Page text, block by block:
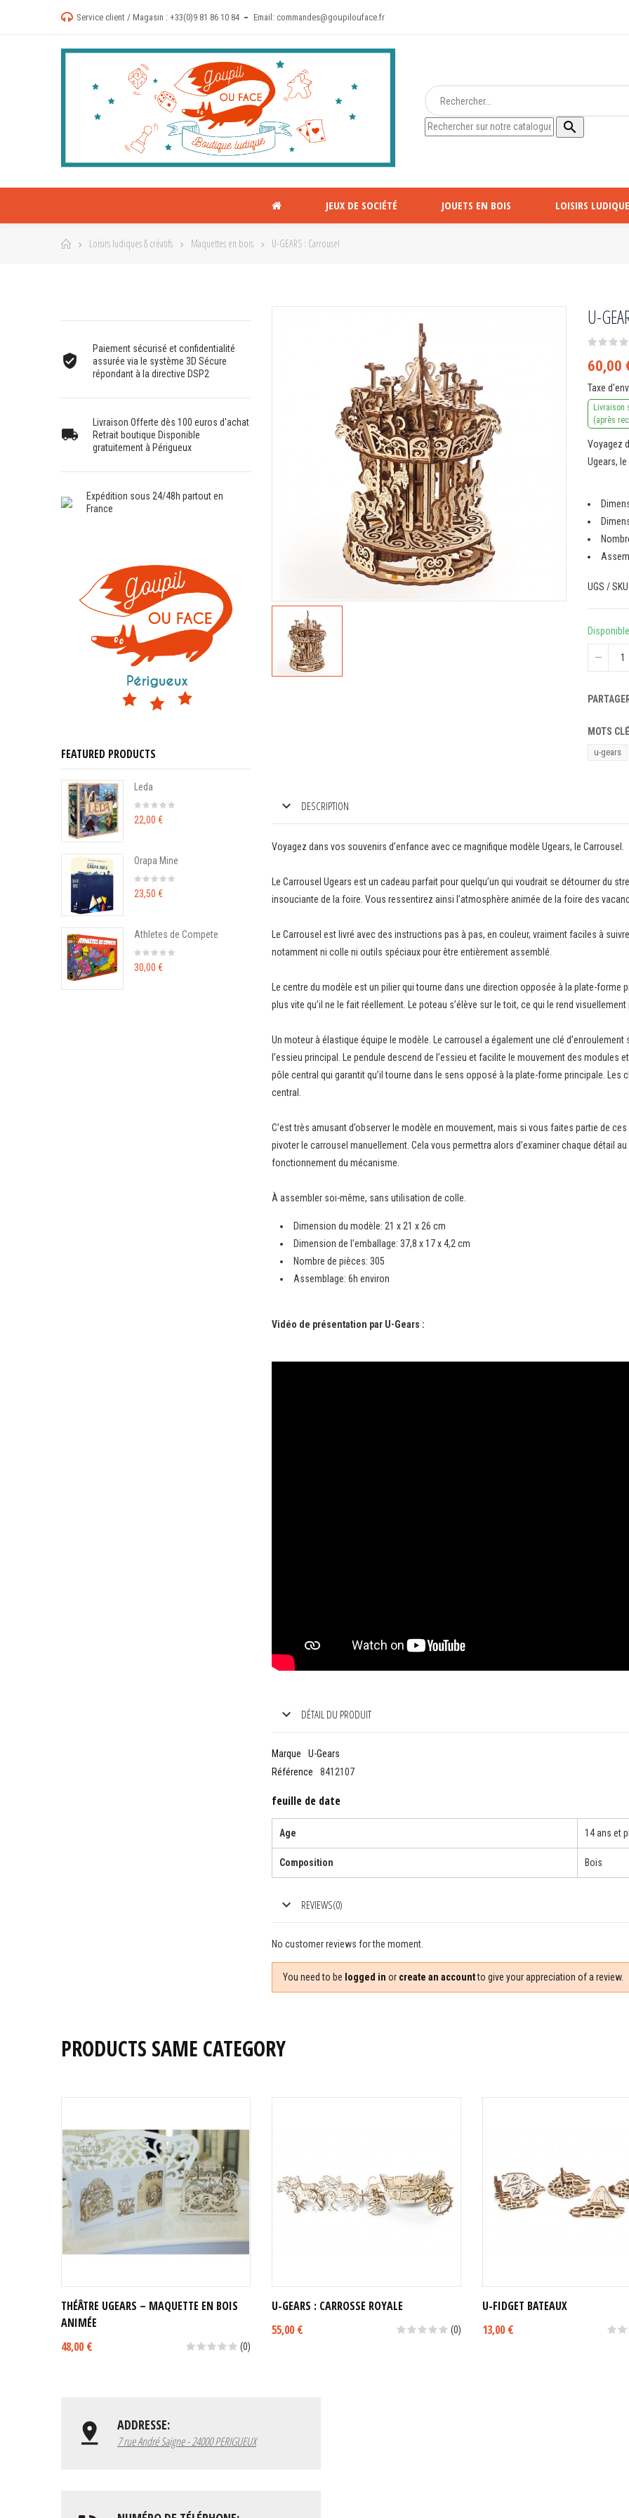
Service client / Magasin : +33(0)9 81 86 10 84 Email: commandes@goupilouface.fr

JEUX DE SOCIÉTÉ JOUETS EN BOIS LOISIRS
Loisirs ludiques & créatifs Maquettes en bois U-GEARS : Carrousel
U-
60,00
Taxe
Livraison
(après
Voyagez
Ugears,
UGS / SKU
Disponible
MOTS CLÉ
u-gears
DESCRIPTION
Voyagez dans vos souvenirs d’enfance avec ce magnifique modèle Ugears, le Carrousel.
Le Carrousel Ugears est un cadeau parfait pour quelqu’un qui voudrait se détourner du
insouciante de la foire. Vous ressentirez ainsi l’atmosphère animée de la foire des
Le Carrousel est livré avec des instructions pas à pas, en couleur, vraiment faciles à
notamment ni colle ni outils spéciaux pour être entièrement assemblé.
Le centre du modèle est un pilier qui tourne dans une direction opposée à la plate-
plus vite qu’il ne le fait réellement. Le poteau s’élève sur le toit, ce qui le rend
Un moteur à élastique équipe le modèle. Le carrousel a également une clé
l’essieu principal. Le pendule descend de l’essieu et facilite le mouvement des modules
pôle central qui garantit qu’il tourne dans le sens opposé à la plate-forme principale.
central.
C’est très amusant d’observer le modèle en mouvement, mais si vous faites partie de
pivoter le carrousel manuellement. Cela vous permettra alors d’examiner chaque détail
fonctionnement du mécanisme.
À assembler soi-même, sans utilisation de colle.
Dimension du modèle: 21 x 21 x 26 cm
Dimension de l’emballage: 37,8 x 17 x 4,2 cm
Nombre de pièces: 305
Assemblage: 6h environ
Vidéo de présentation par U-Gears :
DÉTAIL DU PRODUIT
Marque
U-Gears
Référence
8412107
feuille de date
Age 14 ans et
Composition Bois
REVIEWS(0)
No customer reviews for the moment.
You need to be logged in or create an accountto give your appreciation of a review.
Paiement sécurisé et confidentialité
assurée via le système 3D Sécure
répondant à la directive DSP2
Livraison Offerte dès 100 euros d'achat
Retrait boutique Disponible
gratuitement à Périgueux
Expédition sous 24/48h partout en
France
FEATURED PRODUCTS
Leda
22,00 €
Orapa Mine
23,50 €
Athletes de Compete
30,00 €
PRODUCTS SAME CATEGORY
THÉÂTRE UGEARS – MAQUETTE EN BOIS
ANIMÉE
48,00 €
(0)
U-GEARS : CARROSSE ROYALE
55,00 €
(0)
U-FIDGET BATEAUX
13,00 €
ADDRESSE:
7 rue André Saigne - 24000 PERIGUEUX